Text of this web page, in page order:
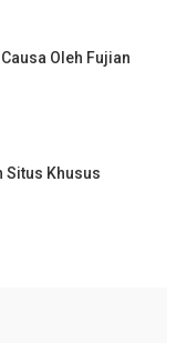
Oleh Fujian
Situs Khusus